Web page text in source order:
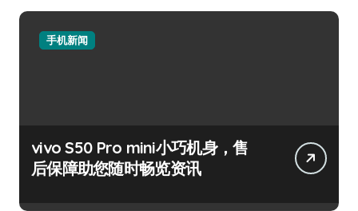
手机新闻
vivo S50 Pro mini小巧机身，售
后保障助您随时畅览资讯